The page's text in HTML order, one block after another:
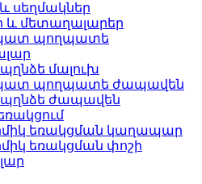
սեղմակներ
և մետաղալարեր
պողպատե
մալուխ
պողպատե ժապավեն
պղնձե ժապավեն
եռակցման կաղապար
եռակցման փոշի